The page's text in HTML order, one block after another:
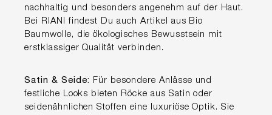
nachhaltig und besonders angenehm auf der Haut.
Bei RIANI findest Du auch Artikel aus Bio
Baumwolle, die ökologisches Bewusstsein mit
erstklassiger Qualität verbinden.
Satin & Seide: Für besondere Anlässe und
festliche Looks bieten Röcke aus Satin oder
seidenähnlichen Stoffen eine luxuriöse Optik. Sie